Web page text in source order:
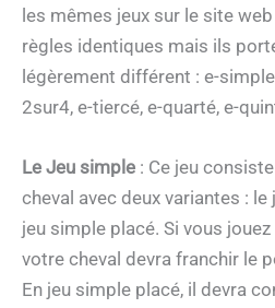
les mêmes jeux sur le site
règles identiques mais ils
légèrement différent : e-
2sur4, e-tiercé, e-quarté, e-
Le Jeu simple : Ce jeu
cheval avec deux variantes :
jeu simple placé. Si vous
votre cheval devra franchir le
En jeu simple placé, il devra